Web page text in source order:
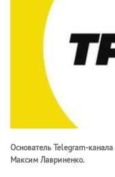
Основатель Telegram-
Максим Лавриненко.